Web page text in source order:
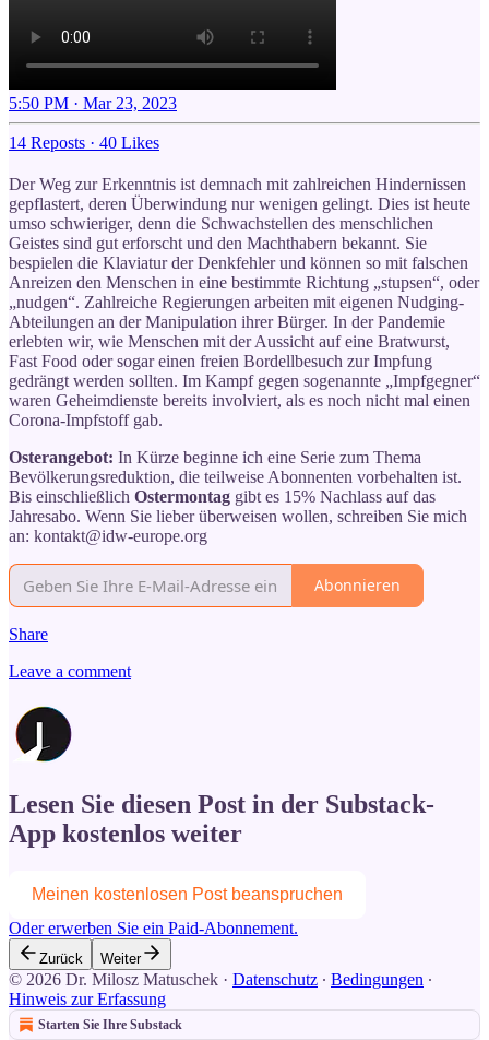
5:50 PM · Mar 23, 2023
14 Reposts · 40 Likes
Der Weg zur Erkenntnis ist demnach mit zahlreichen Hindernissen
gepflastert, deren Überwindung nur wenigen gelingt. Dies ist heute
umso schwieriger, denn die Schwachstellen des menschlichen
Geistes sind gut erforscht und den Machthabern bekannt. Sie
bespielen die Klaviatur der Denkfehler und können so mit falschen
Anreizen den Menschen in eine bestimmte Richtung „stupsen“, oder
„nudgen“. Zahlreiche Regierungen arbeiten mit eigenen Nudging-
Abteilungen an der Manipulation ihrer Bürger. In der Pandemie
erlebten wir, wie Menschen mit der Aussicht auf eine Bratwurst,
Fast Food oder sogar einen freien Bordellbesuch zur Impfung
gedrängt werden sollten. Im Kampf gegen sogenannte „Impfgegner“
waren Geheimdienste bereits involviert, als es noch nicht mal einen
Corona-Impfstoff gab.
Osterangebot: In Kürze beginne ich eine Serie zum Thema
Bevölkerungsreduktion, die teilweise Abonnenten vorbehalten ist.
Bis einschließlich Ostermontag gibt es 15% Nachlass auf das
Jahresabo. Wenn Sie lieber überweisen wollen, schreiben Sie mich
an: kontakt@idw-europe.org
Abonnieren
Share
Leave a comment
Lesen Sie diesen Post in der Substack-
App kostenlos weiter
Meinen kostenlosen Post beanspruchen
Oder erwerben Sie ein Paid-Abonnement.
Zurück Weiter
© 2026 Dr. Milosz Matuschek · Datenschutz ∙ Bedingungen ∙
Hinweis zur Erfassung
Starten Sie Ihre Substack